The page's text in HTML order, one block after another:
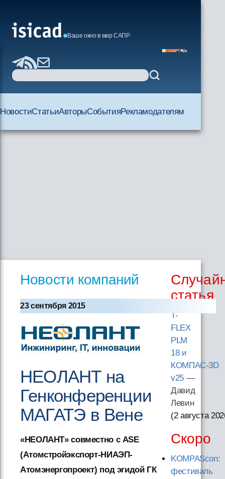
Ваше окно в мир САПР
НовостиСтатьиАвторыСобытияРекламодателям
Новости компаний
23 сентября 2015
НЕОЛАНТ на
Генконференции
МАГАТЭ в Вене
«НЕОЛАНТ» совместно с ASE
(Атомстройэкспорт-НИАЭП-
Атомэнергопроект) под эгидой ГК
статья
T-
FLEX
PLM
18 и
КОМПАС-3D
v25—
Давид
Левин
(2 августа
Скоро
KOMPAScon:
фестиваль